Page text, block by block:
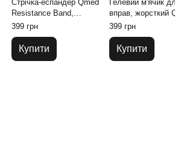
Стрічка-еспандер Qmed
Resistance Band,
червона (опір 7-16 кг)
399 грн
Купити
Гелевий м'ячик
вправ, жорсткий
Gel Exercise Ball,
399 грн
Купити